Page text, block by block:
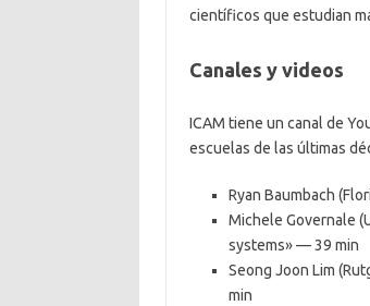
científicos que estudian
Canales y videos
ICAM tiene un canal de
escuelas de las últimas
Ryan Baumbach
Michele Governale
systems» — 39 min
Seong Joon Lim
min